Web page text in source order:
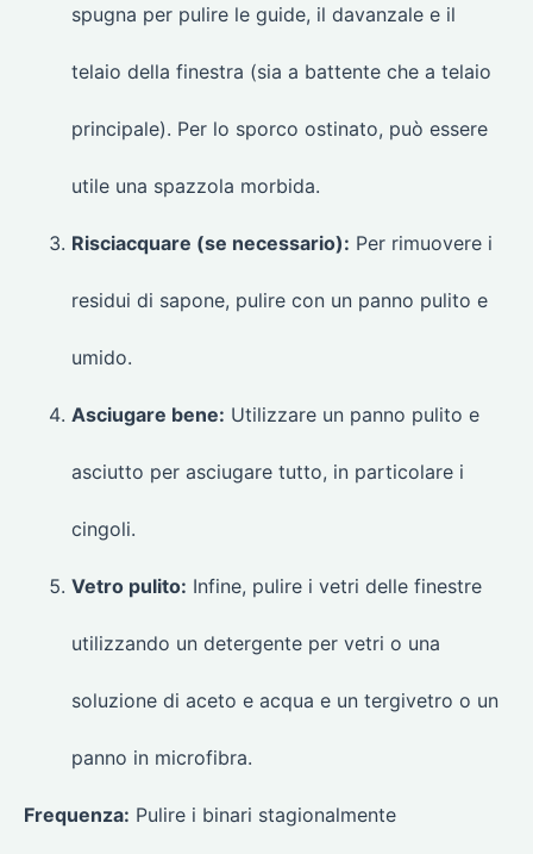
spugna per pulire le guide, il davanzale e il
telaio della finestra (sia a battente che a telaio
principale). Per lo sporco ostinato, può essere
utile una spazzola morbida.
Risciacquare (se necessario): Per rimuovere i
residui di sapone, pulire con un panno pulito e
umido.
Asciugare bene: Utilizzare un panno pulito e
asciutto per asciugare tutto, in particolare i
cingoli.
Vetro pulito: Infine, pulire i vetri delle finestre
utilizzando un detergente per vetri o una
soluzione di aceto e acqua e un tergivetro o un
panno in microfibra.
Frequenza: Pulire i binari stagionalmente